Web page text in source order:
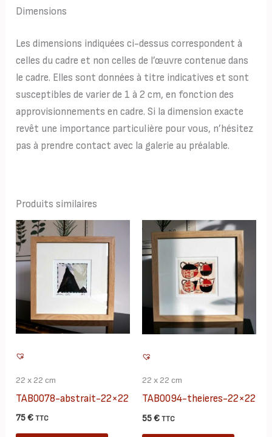
Dimensions
Les dimensions indiquées ci-dessus correspondent à
celles du cadre et non celles de l’œuvre contenue dans
le cadre. Elles sont données à titre indicatives et sont
susceptibles de varier de 1 à 2 cm, en fonction des
approvisionnements en cadre. Si la dimension exacte
revêt une importance particulière pour vous, n’hésitez
pas à prendre contact avec la galerie au préalable.
Produits similaires
22 x 22 cm
TAB0078-abstrait-22×22
75€ TTC
22 x 22 cm
TAB0094-theieres-22×22
55€ TTC